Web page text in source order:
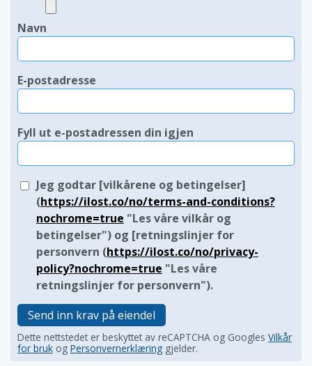
Navn
E-postadresse
Fyll ut e-postadressen din igjen
Jeg godtar [vilkårene og betingelser]
(https://ilost.co/no/terms-and-conditions?
nochrome=true "Les våre vilkår og
betingelser") og [retningslinjer for
personvern (https://ilost.co/no/privacy-
policy?nochrome=true "Les våre
retningslinjer for personvern").
Send inn krav på eiendel
Dette nettstedet er beskyttet av reCAPTCHA og Googles Vilkår
for bruk og Personvernerklæring gjelder.